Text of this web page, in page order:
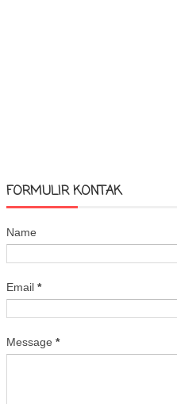
FORMULIR KONTAK
Name
Email *
Message *